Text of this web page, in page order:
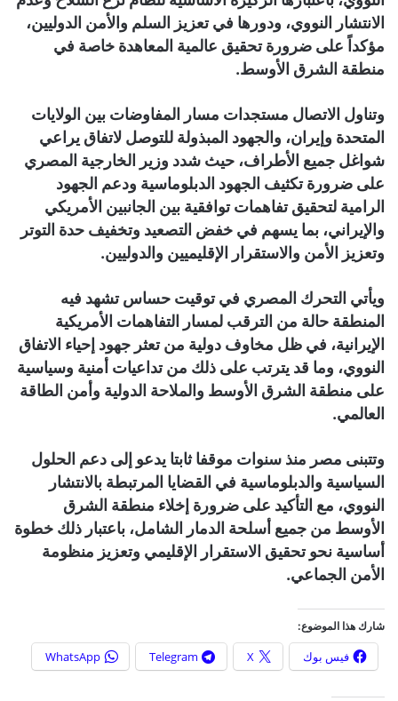
الانتشار النووي، ودورها في تعزيز السلم والأمن الدوليين،
مؤكداً على ضرورة تحقيق عالمية المعاهدة خاصة في
منطقة الشرق الأوسط.
وتناول الاتصال مستجدات مسار المفاوضات بين الولايات
المتحدة وإيران، والجهود المبذولة للتوصل لاتفاق يراعي
شواغل جميع الأطراف، حيث شدد وزير الخارجية المصري
على ضرورة تكثيف الجهود الدبلوماسية ودعم الجهود
الرامية لتحقيق تفاهمات توافقية بين الجانبين الأمريكي
والإيراني، بما يسهم في خفض التصعيد وتخفيف حدة التوتر
وتعزيز الأمن والاستقرار الإقليميين والدوليين.
ويأتي التحرك المصري في توقيت حساس تشهد فيه
المنطقة حالة من الترقب لمسار التفاهمات الأمريكية
الإيرانية، في ظل مخاوف دولية من تعثر جهود إحياء الاتفاق
النووي، وما قد يترتب على ذلك من تداعيات أمنية وسياسية
على منطقة الشرق الأوسط والملاحة الدولية وأمن الطاقة
العالمي.
وتتبنى مصر منذ سنوات موقفا ثابتا يدعو إلى دعم الحلول
السياسية والدبلوماسية في القضايا المرتبطة بالانتشار
النووي، مع التأكيد على ضرورة إخلاء منطقة الشرق
الأوسط من جميع أسلحة الدمار الشامل، باعتبار ذلك خطوة
أساسية نحو تحقيق الاستقرار الإقليمي وتعزيز منظومة
الأمن الجماعي.
شارك هذا الموضوع:
فيس بوك X
Telegram
WhatsApp